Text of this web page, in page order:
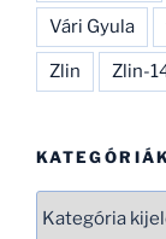
Vári Gyula
Zlin Zlin-
KATEGÓRIÁK